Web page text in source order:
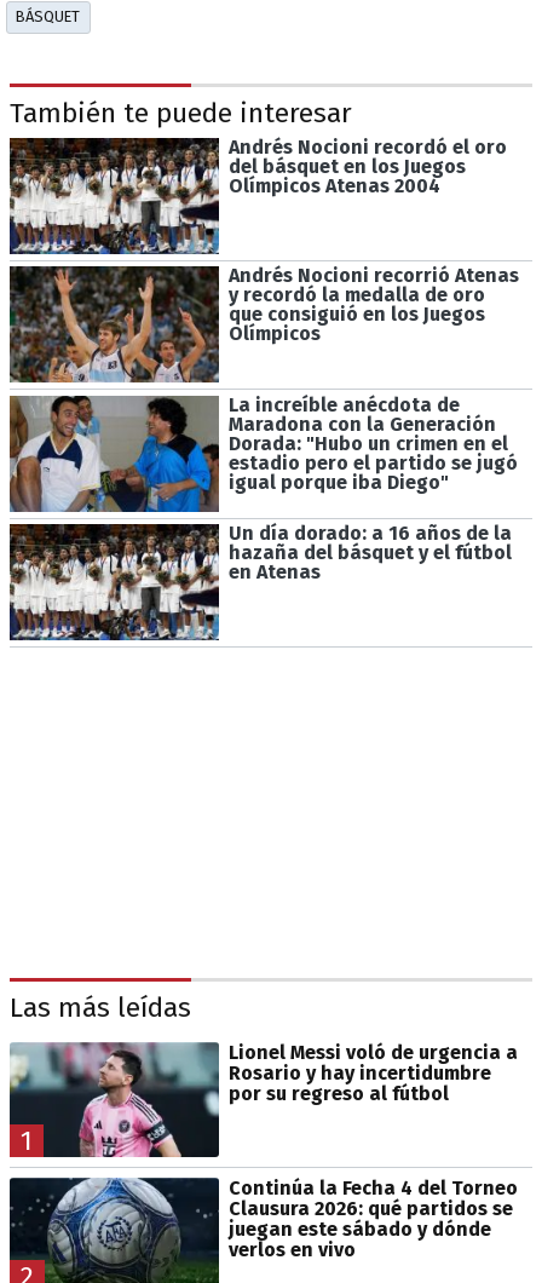
BÁSQUET
También te puede interesar
Andrés Nocioni recordó el oro
del básquet en los Juegos
Olímpicos Atenas 2004
Andrés Nocioni recorrió Atenas
y recordó la medalla de oro
que consiguió en los Juegos
Olímpicos
La increíble anécdota de
Maradona con la Generación
Dorada: "Hubo un crimen en el
estadio pero el partido se jugó
igual porque iba Diego"
Un día dorado: a 16 años de la
hazaña del básquet y el fútbol
en Atenas
Las más leídas
1
Lionel Messi voló de urgencia a
Rosario y hay incertidumbre
por su regreso al fútbol
2
Continúa la Fecha 4 del Torneo
Clausura 2026: qué partidos se
juegan este sábado y dónde
verlos en vivo